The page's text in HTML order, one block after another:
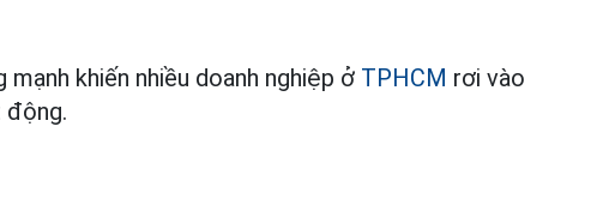
khiến nhiều doanh nghiệp ở TPHCM rơi vào
động.